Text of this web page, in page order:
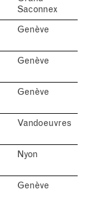
Saconnex
Genève
Genève
Genève
Vandoeuvres
Nyon
Genève